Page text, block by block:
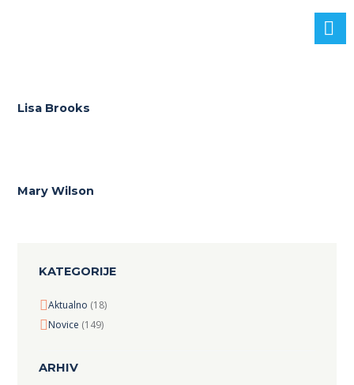
Lisa Brooks
Mary Wilson
KATEGORIJE
Aktualno (18)
Novice (149)
ARHIV